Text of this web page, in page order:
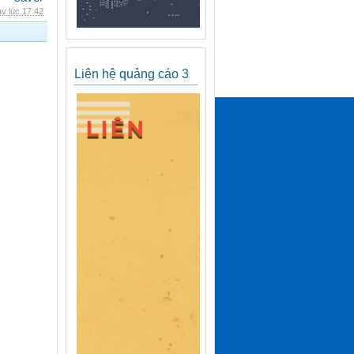
lúc 17:42
Liên hệ quảng cáo 3